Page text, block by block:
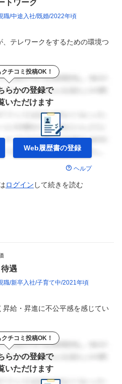
トワーク
職 中途入社 既婚 2022年頃
テレワークをするための環境つ
チコミ投稿OK！
らかの登録で
いただけます
Web履歴書の登録
ヘルプ
ログイン して続きを読む
遇
職 新卒入社 子育て中 2021年頃
給・昇進に不公平感を感じてい
チコミ投稿OK！
らかの登録で
いただけます